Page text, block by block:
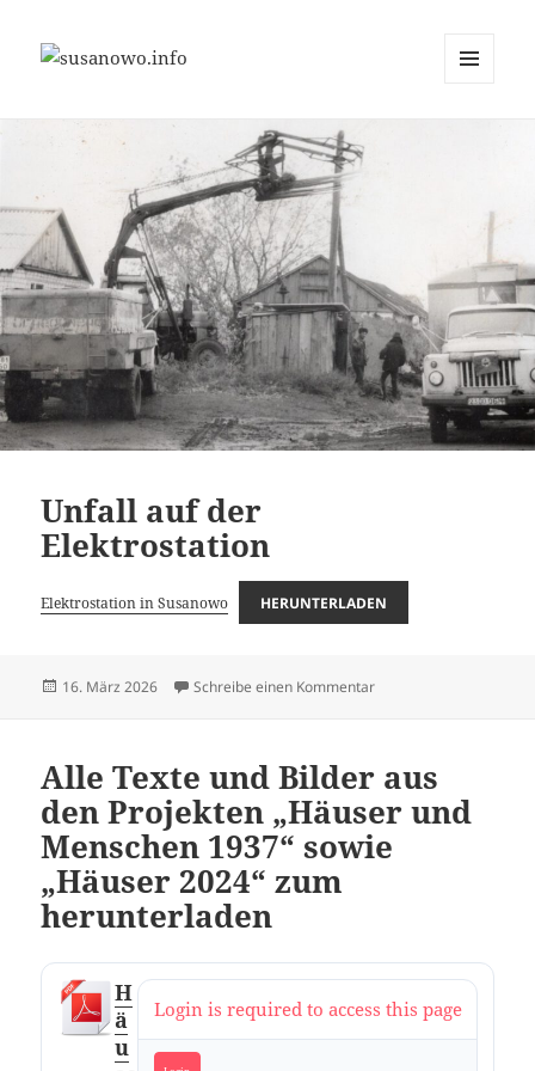
Unfall auf der
Elektrostation
Elektrostation in Susanowo HERUNTERLADEN
Veröffentlicht
16. März 2026 Schreibe einen Kommentarzu Unfall auf der
Alle Texte und Bilder aus
den Projekten „Häuser und
Menschen 1937“ sowie
„Häuser 2024“ zum
herunterladen
H
ä
u
Login is required to access this page